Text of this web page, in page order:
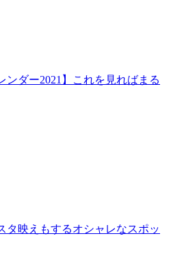
ンダー2021】これを見ればまる
タ映えもするオシャレなスポッ